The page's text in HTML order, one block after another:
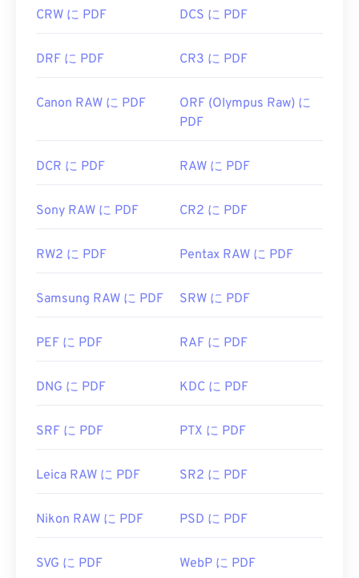
CRW に PDF DCS に PDF
DRF に PDF CR3 に PDF
Canon RAW に PDF
ORF (Olympus Raw) に
PDF
DCR に PDF RAW に PDF
Sony RAW に PDF CR2 に PDF
RW2 に PDF Pentax RAW に PDF
Samsung RAW に PDF SRW に PDF
PEF に PDF RAF に PDF
DNG に PDF KDC に PDF
SRF に PDF PTX に PDF
Leica RAW に PDF SR2 に PDF
Nikon RAW に PDF PSD に PDF
SVG に PDF WebP に PDF